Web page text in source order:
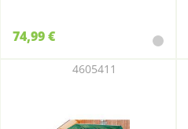
74,99 €
4605411